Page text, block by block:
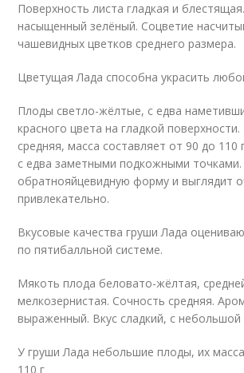
Поверхность листа гладкая и
насыщенный зелёный. Соцветие
чашевидных цветков среднего размера.
Цветущая Лада способна украсить
Плоды светло-жёлтые, с едва
красного цвета на гладкой
средняя, масса составляет от 90 до 110
с едва заметными подкожными
обратнояйцевидную форму и выглядит
привлекательно.
Вкусовые качества груши Лада
по пятибалльной системе.
Мякоть плода беловато-жёлтая,
мелкозернистая. Сочность средняя.
выраженный. Вкус сладкий, с небольшой
У груши Лада небольшие плоды, их
110 г